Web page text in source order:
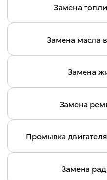
Замена
Замена масла
Замена
Замена
Промывка
Замена